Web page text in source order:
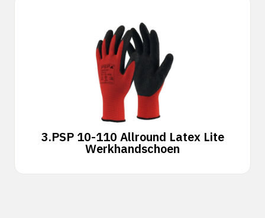
3.PSP 10-110 Allround Latex Lite
Werkhandschoen